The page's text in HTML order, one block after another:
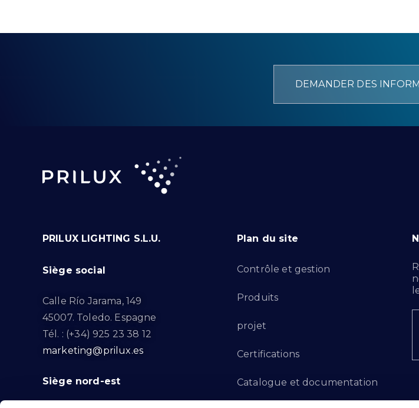
DEMANDER DES
PRILUX LIGHTING S.L.U.
Siège social
Calle Río Jarama, 149
45007. Toledo. Espagne
Tél. : (+34) 925 23 38 12
marketing@prilux.es
Siège nord-est
Plan du site
Contrôle et gestion
Produits
projet
Certifications
Catalogue et documentation